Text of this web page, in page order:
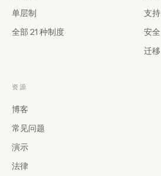
单层制
全部 21 种制度
支持
安全
迁移
资源
博客
常见问题
演示
法律